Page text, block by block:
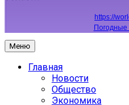
https://
Меню
Главная
Новости
Общество
Экономика